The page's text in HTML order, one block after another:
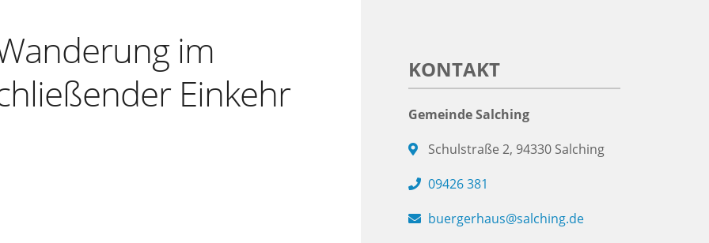
im
Einkehr
KONTAKT
Gemeinde Salching
Schulstraße 2, 94330 Salching
09426 381
buergerhaus@salching.de